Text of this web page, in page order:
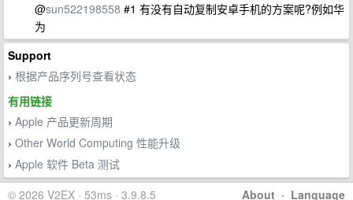
@sun522198558 #1 有没有自动复制安卓手机的方案呢?例如华
为
Support
› 根据产品序列号查看状态
有用链接
› Apple 产品更新周期
› Other World Computing 性能升级
› Apple 软件 Beta 测试
About · Language
© 2026 V2EX · 53ms · 3.9.8.5